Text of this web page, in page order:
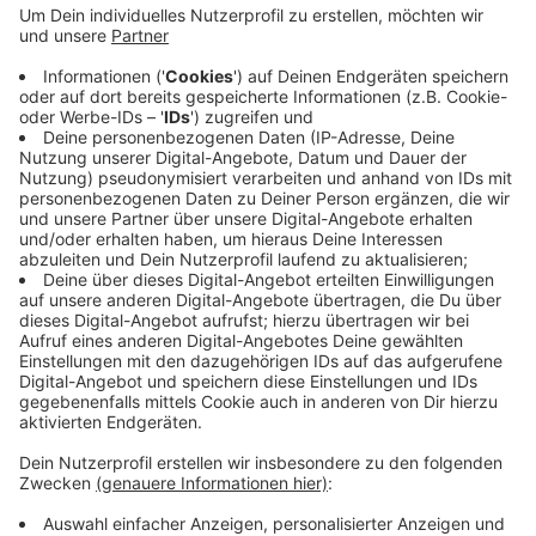
Anzeige
Unter dem Motto "Alles ist Kunst, alles ist Politik" ist
die Ausstellung noch bis zum 1. September zu sehen.
Ai WeiWeis Kunst ist sehr politisch und
regierungskritisch. Vor ein paar Jahren saß es deshalb
81 Tage lang in einem chinesischen Gefängnis.
Während der letzten Ausstellungswoche verlängert
das Museum auch die Öffnungszeiten.
Anzeige